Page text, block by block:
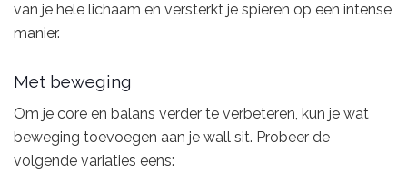
van je hele lichaam en versterkt je spieren op een intense
manier.
Met beweging
Om je core en balans verder te verbeteren, kun je wat
beweging toevoegen aan je wall sit. Probeer de
volgende variaties eens: